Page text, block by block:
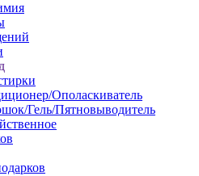
Ополаскиватель
Гель/Пятновыводитель